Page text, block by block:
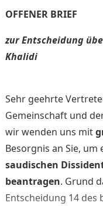
OFFENER BRIEF
zur Entscheidung
Khalidi
Sehr geehrte
Gemeinschaft und
wir wenden uns mit
Besorgnis an Sie, um
saudischen
beantragen. Grund
Entscheidung 14